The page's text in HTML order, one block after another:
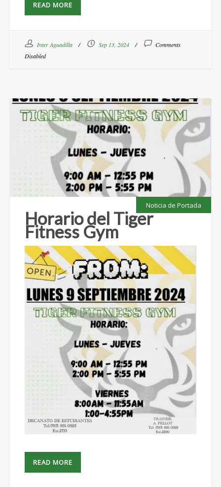
READ MORE
Inter Aguadilla Sep 13, 2024
Comments
Disabled
Noticia de Portada
Horario del Tiger
Fitness Gym
READ MORE